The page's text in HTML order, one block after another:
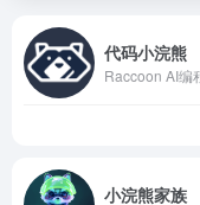
代码小浣熊
Raccoon AI编
小浣熊家族